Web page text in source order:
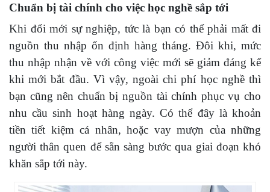
Chuẩn bị tài chính cho việc học nghề sắp tới
Khi đổi mới sự nghiệp, tức là bạn có thể phải mất đi
nguồn thu nhập ổn định hàng tháng. Đôi khi, mức
thu nhập nhận về với công việc mới sẽ giảm đáng kể
khi mới bắt đầu. Vì vậy, ngoài chi phí học nghề thì
bạn cũng nên chuẩn bị nguồn tài chính phục vụ cho
nhu cầu sinh hoạt hàng ngày. Có thể đây là khoản
tiền tiết kiệm cá nhân, hoặc vay mượn của những
người thân quen để sẵn sàng bước qua giai đoạn khó
khăn sắp tới này.